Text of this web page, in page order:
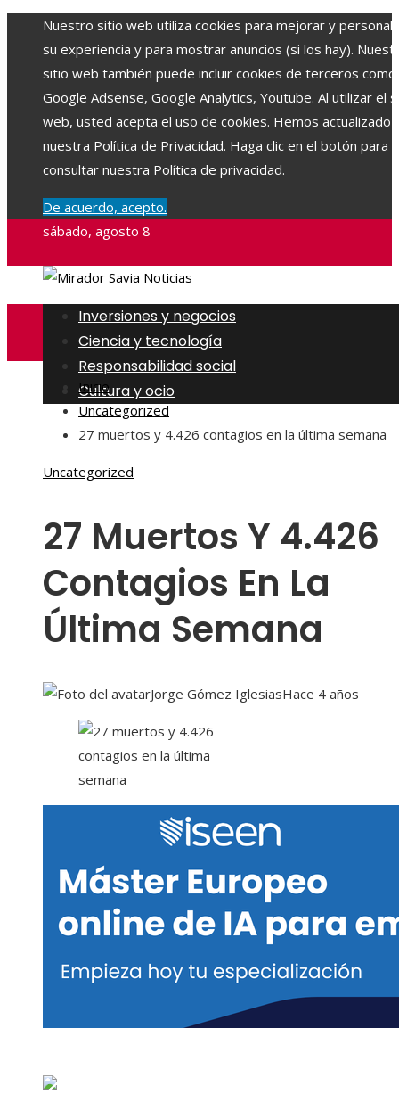
Nuestro sitio web utiliza cookies para mejorar y
su experiencia y para mostrar anuncios (si los hay).
sitio web también puede incluir cookies de terceros como
Google Adsense, Google Analytics, Youtube. Al utilizar el
web, usted acepta el uso de cookies. Hemos actualizado
nuestra Política de Privacidad. Haga clic en el botón para
consultar nuestra Política de privacidad.
De acuerdo, acepto.
sábado, agosto 8
Inversiones y negocios
Ciencia y tecnología
Responsabilidad social
Cultura y ocio
Inicio
Uncategorized
27 muertos y 4.426 contagios en la última semana
Uncategorized
27 Muertos Y 4.426
Contagios En La
Última Semana
Jorge Gómez IglesiasHace 4 años